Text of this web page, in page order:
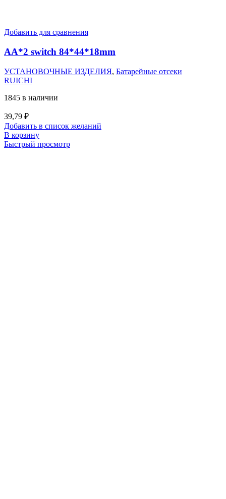
Добавить для сравнения
AA*2 switch 84*44*18mm
УСТАНОВОЧНЫЕ ИЗДЕЛИЯ, Батарейные отсеки
RUICHI
1845 в наличии
39,79 ₽
Добавить в список желаний
В корзину
Быстрый просмотр